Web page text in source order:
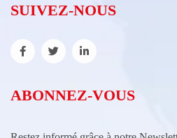
SUIVEZ-NOUS
ABONNEZ-VOUS